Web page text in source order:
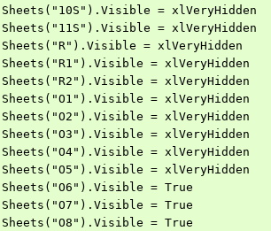
Sheets("10S").Visible = xlVeryHidden
Sheets("11S").Visible = xlVeryHidden
Sheets("R").Visible = xlVeryHidden
Sheets("R1").Visible = xlVeryHidden
Sheets("R2").Visible = xlVeryHidden
Sheets("O1").Visible = xlVeryHidden
Sheets("O2").Visible = xlVeryHidden
Sheets("O3").Visible = xlVeryHidden
Sheets("O4").Visible = xlVeryHidden
Sheets("O5").Visible = xlVeryHidden
Sheets("O6").Visible = True
Sheets("O7").Visible = True
Sheets("O8").Visible = True